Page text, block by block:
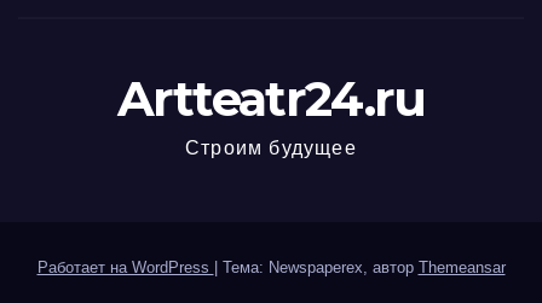
Artteatr24.ru
Строим будущее
Работает на WordPress Тема: Newspaperex, автор Themeansar